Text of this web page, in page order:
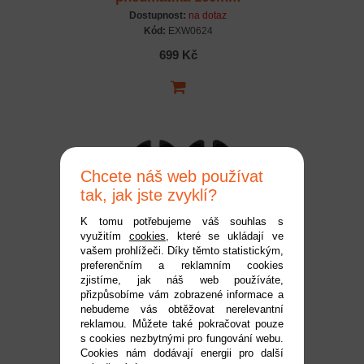
Dostupnost: na dotaz
Kód: EXW0624
699 Kč
Exway Wave - Unašeč
motoru
Dostupnost:
do 2 pracovních dnů
Kód: EXW0514
1 590 Kč
Chcete náš web používat
tak, jak jste zvyklí?
K tomu potřebujeme váš souhlas s
využitím cookies, které se ukládají ve
vašem prohlížeči. Díky těmto statistickým,
preferenčním a reklamním cookies
zjistíme, jak náš web používáte,
přizpůsobíme vám zobrazené informace a
nebudeme vás obtěžovat nerelevantní
reklamou. Můžete také pokračovat pouze
s cookies nezbytnými pro fungování webu.
Cookies nám dodávají energii pro další